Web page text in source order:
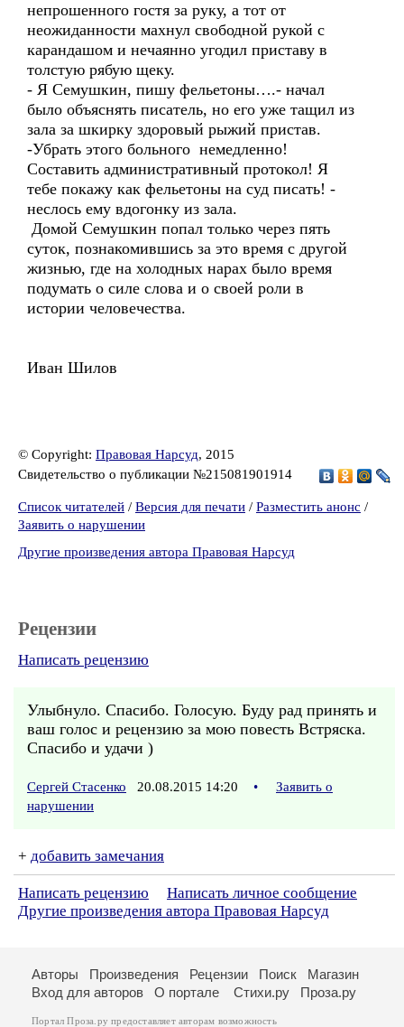
непрошенного гостя за руку, а тот от
неожиданности махнул свободной рукой с
карандашом и нечаянно угодил приставу в
толстую рябую щеку.
- Я Семушкин, пишу фельетоны….- начал
было объяснять писатель, но его уже тащил из
зала за шкирку здоровый рыжий пристав.
-Убрать этого больного немедленно!
Составить административный протокол! Я
тебе покажу как фельетоны на суд писать! -
неслось ему вдогонку из зала.
Домой Семушкин попал только через пять
суток, познакомившись за это время с другой
жизнью, где на холодных нарах было время
подумать о силе слова и о своей роли в
истории человечества.
Иван Шилов
© Copyright: Правовая Нарсуд, 2015
Свидетельство о публикации №215081901914
Список читателей / Версия для печати / Разместить анонс /
Заявить о нарушении
Другие произведения автора Правовая Нарсуд
Рецензии
Написать рецензию
Улыбнуло. Спасибо. Голосую. Буду рад принять и
ваш голос и рецензию за мою повесть Встряска.
Спасибо и удачи )
Сергей Стасенко 20.08.2015 14:20 •
Заявить о
нарушении
+ добавить замечания
Написать рецензию
Написать личное сообщение
Другие произведения автора Правовая Нарсуд
Авторы Произведения Рецензии Поиск
Магазин
Вход для авторов
О портале Стихи.ру Проза.ру
Портал Проза.ру предоставляет авторам возможность